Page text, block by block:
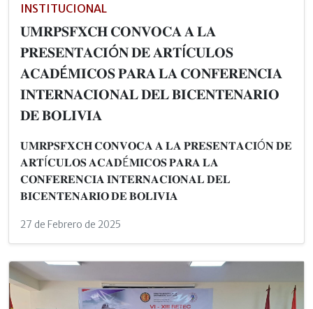
INSTITUCIONAL
𝐔𝐌𝐑𝐏𝐒𝐅𝐗𝐂𝐇 𝐂𝐎𝐍𝐕𝐎𝐂𝐀 𝐀 𝐋𝐀
𝐏𝐑𝐄𝐒𝐄𝐍𝐓𝐀𝐂𝐈Ó𝐍 𝐃𝐄 𝐀𝐑𝐓Í𝐂𝐔𝐋𝐎𝐒
𝐀𝐂𝐀𝐃É𝐌𝐈𝐂𝐎𝐒 𝐏𝐀𝐑𝐀 𝐋𝐀 𝐂𝐎𝐍𝐅𝐄𝐑𝐄𝐍𝐂𝐈𝐀
𝐈𝐍𝐓𝐄𝐑𝐍𝐀𝐂𝐈𝐎𝐍𝐀𝐋 𝐃𝐄𝐋 𝐁𝐈𝐂𝐄𝐍𝐓𝐄𝐍𝐀𝐑𝐈𝐎
𝐃𝐄 𝐁𝐎𝐋𝐈𝐕𝐈𝐀
𝐔𝐌𝐑𝐏𝐒𝐅𝐗𝐂𝐇 𝐂𝐎𝐍𝐕𝐎𝐂𝐀 𝐀 𝐋𝐀 𝐏𝐑𝐄𝐒𝐄𝐍𝐓𝐀𝐂𝐈Ó𝐍 𝐃𝐄
𝐀𝐑𝐓Í𝐂𝐔𝐋𝐎𝐒 𝐀𝐂𝐀𝐃É𝐌𝐈𝐂𝐎𝐒 𝐏𝐀𝐑𝐀 𝐋𝐀
𝐂𝐎𝐍𝐅𝐄𝐑𝐄𝐍𝐂𝐈𝐀 𝐈𝐍𝐓𝐄𝐑𝐍𝐀𝐂𝐈𝐎𝐍𝐀𝐋 𝐃𝐄𝐋
𝐁𝐈𝐂𝐄𝐍𝐓𝐄𝐍𝐀𝐑𝐈𝐎 𝐃𝐄 𝐁𝐎𝐋𝐈𝐕𝐈𝐀
27 de Febrero de 2025